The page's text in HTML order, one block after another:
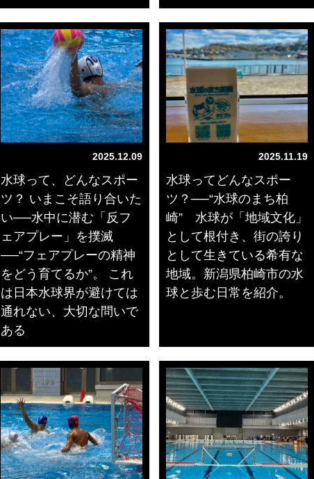
2025.12.09
水球って、どんなスポー
ツ？ いまこそ語り合いた
い──水中に潜む「反フ
ェアプレー」を撲滅
──“フェアプレーの精神
をどう育てるか”。 これ
は日本水球界が避けては
通れない、大切な問いで
ある
2025.11.19
水球ってどんなスポー
ツ？──“水球のまち柏
崎” 水球が「地域文化」
として根付き、街の誇り
として生きている希有な
地域。新潟県柏崎市の水
球と歩む日常を紹介。